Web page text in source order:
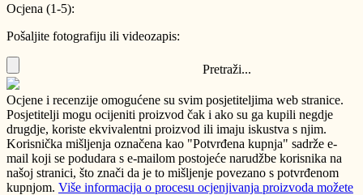
Ocjena (1-5):
Pošaljite fotografiju ili videozapis:
Pretraži...
Ocjene i recenzije omogućene su svim posjetiteljima web stranice.
Posjetitelji mogu ocijeniti proizvod čak i ako su ga kupili negdje
drugdje, koriste ekvivalentni proizvod ili imaju iskustva s njim.
Korisnička mišljenja označena kao "Potvrđena kupnja" sadrže e-
mail koji se podudara s e-mailom postojeće narudžbe korisnika na
našoj stranici, što znači da je to mišljenje povezano s potvrđenom
kupnjom. Više informacija o procesu ocjenjivanja proizvoda možete